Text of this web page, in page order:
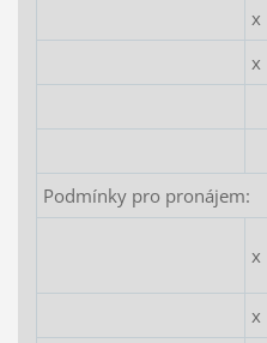
x
x
Podmínky pro pronájem:
x
x